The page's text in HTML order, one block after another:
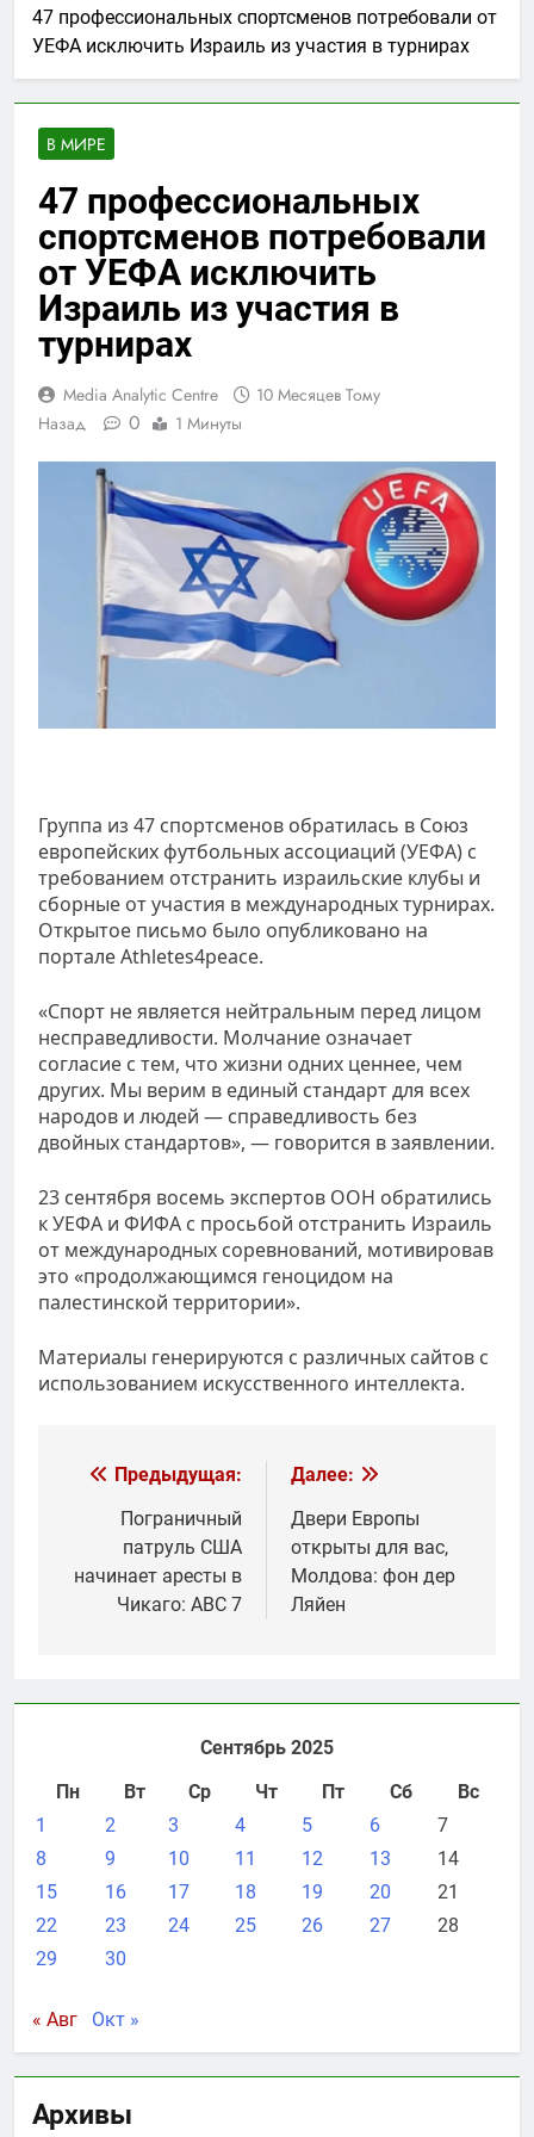
47 профессиональных спортсменов потребовали от
УЕФА исключить Израиль из участия в турнирах
В МИРЕ
47 профессиональных
спортсменов потребовали
от УЕФА исключить
Израиль из участия в
турнирах
Media Analytic Centre
10 Месяцев Тому
Назад
0 1 Минуты
Группа из 47 спортсменов обратилась в Союз
европейских футбольных ассоциаций (УЕФА) с
требованием отстранить израильские клубы и
сборные от участия в международных турнирах.
Открытое письмо было опубликовано на
портале Athletes4peace.
«Спорт не является нейтральным перед лицом
несправедливости. Молчание означает
согласие с тем, что жизни одних ценнее, чем
других. Мы верим в единый стандарт для всех
народов и людей — справедливость без
двойных стандартов», — говорится в заявлении.
23 сентября восемь экспертов ООН обратились
к УЕФА и ФИФА с просьбой отстранить Израиль
от международных соревнований, мотивировав
это «продолжающимся геноцидом на
палестинской территории».
Материалы генерируются с различных сайтов с
использованием искусственного интеллекта.
Навигация
записям
Предыдущая:
Пограничный
патруль США
начинает аресты в
Чикаго: ABC 7
Далее:
Двери Европы
открыты для вас,
Молдова: фон дер
Ляйен
Сентябрь 2025
Пн
Вт Ср Чт Пт Сб
Вс
1
2 3 4 5 6
7
8
9 10 11 12 13
14
15
16 17 18 19 20
21
22
23 24 25 26 27
28
29
30
« Авг Окт »
Архивы